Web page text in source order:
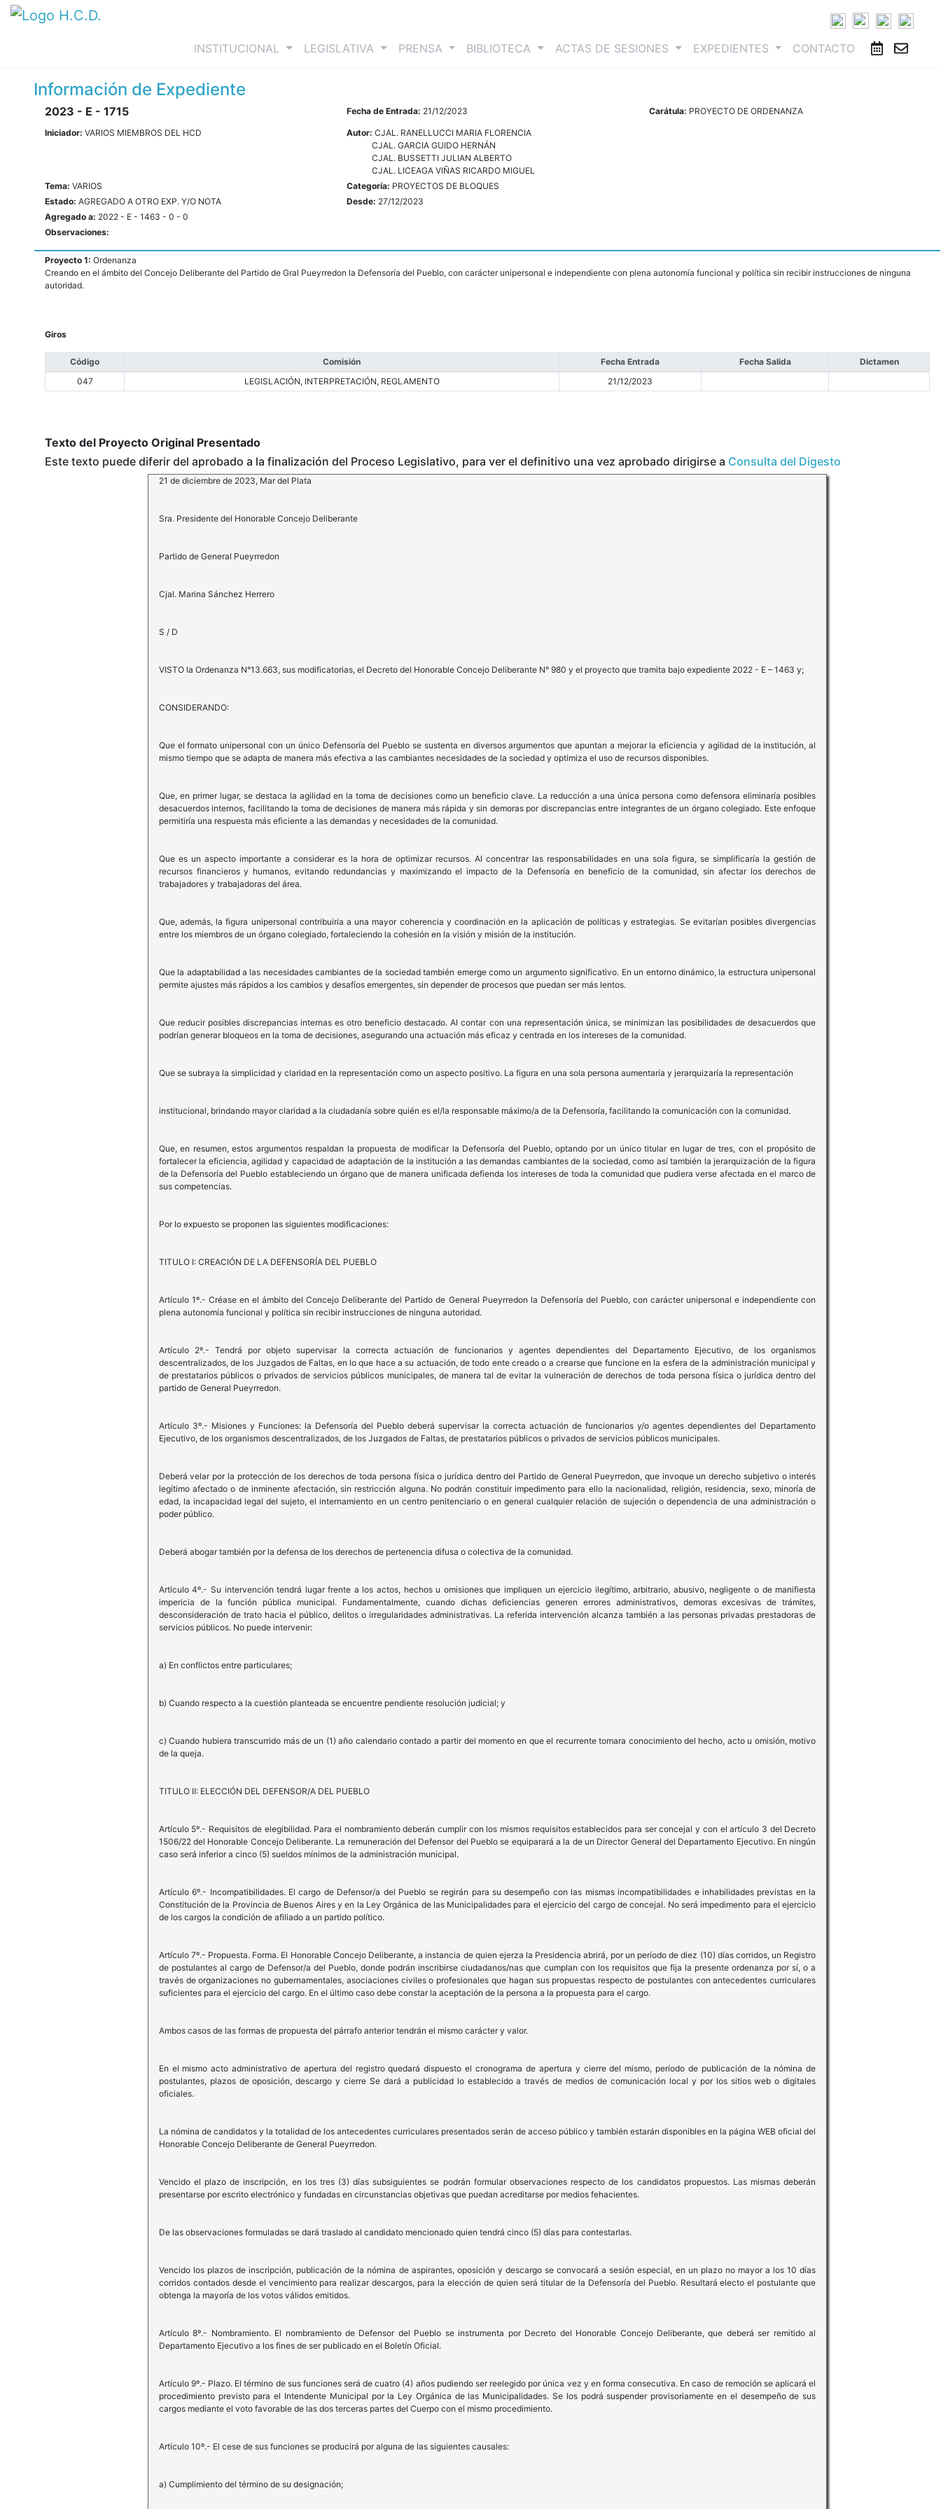
INSTITUCIONAL (current)LEGISLATIVA PRENSA BIBLIOTECA ACTAS DE SESIONES EXPEDIENTES CONTACTO
Información de Expediente
2023 - E - 1715 Fecha de Entrada: 21/12/2023 Carátula: PROYECTO DE ORDENANZA
Iniciador: VARIOS MIEMBROS DEL HCD Autor:CJAL. RANELLUCCI MARIA FLORENCIA
CJAL. GARCIA GUIDO HERNÁN
CJAL. BUSSETTI JULIAN ALBERTO
CJAL. LICEAGA VIÑAS RICARDO MIGUEL
Tema: VARIOS Categoría: PROYECTOS DE BLOQUES
Estado: AGREGADO A OTRO EXP. Y/O NOTA Desde: 27/12/2023
Agregado a: 2022 - E - 1463 - 0 - 0
Observaciones:
Proyecto 1: Ordenanza
Creando en el ámbito del Concejo Deliberante del Partido de Gral Pueyrredon la Defensoría del Pueblo, con carácter unipersonal e independiente con plena autonomía funcional y política sin recibir instrucciones de ninguna
autoridad.
Giros
Código Comisión Fecha Entrada Fecha Salida
Dictamen
047
LEGISLACIÓN, INTERPRETACIÓN, REGLAMENTO 21/12/2023
Texto del Proyecto Original Presentado
Este texto puede diferir del aprobado a la finalización del Proceso Legislativo, para ver el definitivo una vez aprobado dirigirse a Consulta del Digesto
21 de diciembre de 2023, Mar del Plata
Sra. Presidente del Honorable Concejo Deliberante
Partido de General Pueyrredon
Cjal. Marina Sánchez Herrero
S / D
VISTO la Ordenanza N°13.663, sus modificatorias, el Decreto del Honorable Concejo Deliberante N° 980 y el proyecto que tramita bajo expediente 2022 - E – 1463 y;
CONSIDERANDO:
Que el formato unipersonal con un único Defensoría del Pueblo se sustenta en diversos argumentos que apuntan a mejorar la eficiencia y agilidad de la institución, al
mismo tiempo que se adapta de manera más efectiva a las cambiantes necesidades de la sociedad y optimiza el uso de recursos disponibles.
Que, en primer lugar, se destaca la agilidad en la toma de decisiones como un beneficio clave. La reducción a una única persona como defensora eliminaría posibles
desacuerdos internos, facilitando la toma de decisiones de manera más rápida y sin demoras por discrepancias entre integrantes de un órgano colegiado. Este enfoque
permitiría una respuesta más eficiente a las demandas y necesidades de la comunidad.
Que es un aspecto importante a considerar es la hora de optimizar recursos. Al concentrar las responsabilidades en una sola figura, se simplificaría la gestión de
recursos financieros y humanos, evitando redundancias y maximizando el impacto de la Defensoría en beneficio de la comunidad, sin afectar los derechos de
trabajadores y trabajadoras del área.
Que, además, la figura unipersonal contribuiría a una mayor coherencia y coordinación en la aplicación de políticas y estrategias. Se evitarían posibles divergencias
entre los miembros de un órgano colegiado, fortaleciendo la cohesión en la visión y misión de la institución.
Que la adaptabilidad a las necesidades cambiantes de la sociedad también emerge como un argumento significativo. En un entorno dinámico, la estructura unipersonal
permite ajustes más rápidos a los cambios y desafíos emergentes, sin depender de procesos que puedan ser más lentos.
Que reducir posibles discrepancias internas es otro beneficio destacado. Al contar con una representación única, se minimizan las posibilidades de desacuerdos que
podrían generar bloqueos en la toma de decisiones, asegurando una actuación más eficaz y centrada en los intereses de la comunidad.
Que se subraya la simplicidad y claridad en la representación como un aspecto positivo. La figura en una sola persona aumentaría y jerarquizaría la representación
institucional, brindando mayor claridad a la ciudadanía sobre quién es el/la responsable máximo/a de la Defensoría, facilitando la comunicación con la comunidad.
Que, en resumen, estos argumentos respaldan la propuesta de modificar la Defensoría del Pueblo, optando por un único titular en lugar de tres, con el propósito de
fortalecer la eficiencia, agilidad y capacidad de adaptación de la institución a las demandas cambiantes de la sociedad, como así también la jerarquización de la figura
de la Defensoría del Pueblo estableciendo un órgano que de manera unificada defienda los intereses de toda la comunidad que pudiera verse afectada en el marco de
sus competencias.
Por lo expuesto se proponen las siguientes modificaciones:
TITULO I: CREACIÓN DE LA DEFENSORÍA DEL PUEBLO
Artículo 1º.- Créase en el ámbito del Concejo Deliberante del Partido de General Pueyrredon la Defensoría del Pueblo, con carácter unipersonal e independiente con
plena autonomía funcional y política sin recibir instrucciones de ninguna autoridad.
Artículo 2º.- Tendrá por objeto supervisar la correcta actuación de funcionarios y agentes dependientes del Departamento Ejecutivo, de los organismos
descentralizados, de los Juzgados de Faltas, en lo que hace a su actuación, de todo ente creado o a crearse que funcione en la esfera de la administración municipal y
de prestatarios públicos o privados de servicios públicos municipales, de manera tal de evitar la vulneración de derechos de toda persona física o jurídica dentro del
partido de General Pueyrredon.
Artículo 3º.- Misiones y Funciones: la Defensoría del Pueblo deberá supervisar la correcta actuación de funcionarios y/o agentes dependientes del Departamento
Ejecutivo, de los organismos descentralizados, de los Juzgados de Faltas, de prestatarios públicos o privados de servicios públicos municipales.
Deberá velar por la protección de los derechos de toda persona física o jurídica dentro del Partido de General Pueyrredon, que invoque un derecho subjetivo o interés
legítimo afectado o de inminente afectación, sin restricción alguna. No podrán constituir impedimento para ello la nacionalidad, religión, residencia, sexo, minoría de
edad, la incapacidad legal del sujeto, el internamiento en un centro penitenciario o en general cualquier relación de sujeción o dependencia de una administración o
poder público.
Deberá abogar también por la defensa de los derechos de pertenencia difusa o colectiva de la comunidad.
Artículo 4º.- Su intervención tendrá lugar frente a los actos, hechos u omisiones que impliquen un ejercicio ilegítimo, arbitrario, abusivo, negligente o de manifiesta
impericia de la función pública municipal. Fundamentalmente, cuando dichas deficiencias generen errores administrativos, demoras excesivas de trámites,
desconsideración de trato hacia el público, delitos o irregularidades administrativas. La referida intervención alcanza también a las personas privadas prestadoras de
servicios públicos. No puede intervenir:
a) En conflictos entre particulares;
b) Cuando respecto a la cuestión planteada se encuentre pendiente resolución judicial; y
c) Cuando hubiera transcurrido más de un (1) año calendario contado a partir del momento en que el recurrente tomara conocimiento del hecho, acto u omisión, motivo
de la queja.
TITULO II: ELECCIÓN DEL DEFENSOR/A DEL PUEBLO
Artículo 5º.- Requisitos de elegibilidad. Para el nombramiento deberán cumplir con los mismos requisitos establecidos para ser concejal y con el artículo 3 del Decreto
1506/22 del Honorable Concejo Deliberante. La remuneración del Defensor del Pueblo se equiparará a la de un Director General del Departamento Ejecutivo. En ningún
caso será inferior a cinco (5) sueldos mínimos de la administración municipal.
Artículo 6º.- Incompatibilidades. El cargo de Defensor/a del Pueblo se regirán para su desempeño con las mismas incompatibilidades e inhabilidades previstas en la
Constitución de la Provincia de Buenos Aires y en la Ley Orgánica de las Municipalidades para el ejercicio del cargo de concejal. No será impedimento para el ejercicio
de los cargos la condición de afiliado a un partido político.
Artículo 7º.- Propuesta. Forma. El Honorable Concejo Deliberante, a instancia de quien ejerza la Presidencia abrirá, por un período de diez (10) días corridos, un Registro
de postulantes al cargo de Defensor/a del Pueblo, donde podrán inscribirse ciudadanos/nas que cumplan con los requisitos que fija la presente ordenanza por sí, o a
través de organizaciones no gubernamentales, asociaciones civiles o profesionales que hagan sus propuestas respecto de postulantes con antecedentes curriculares
suficientes para el ejercicio del cargo. En el último caso debe constar la aceptación de la persona a la propuesta para el cargo.
Ambos casos de las formas de propuesta del párrafo anterior tendrán el mismo carácter y valor.
En el mismo acto administrativo de apertura del registro quedará dispuesto el cronograma de apertura y cierre del mismo, período de publicación de la nómina de
postulantes, plazos de oposición, descargo y cierre Se dará a publicidad lo establecido a través de medios de comunicación local y por los sitios web o digitales
oficiales.
La nómina de candidatos y la totalidad de los antecedentes curriculares presentados serán de acceso público y también estarán disponibles en la página WEB oficial del
Honorable Concejo Deliberante de General Pueyrredon.
Vencido el plazo de inscripción, en los tres (3) días subsiguientes se podrán formular observaciones respecto de los candidatos propuestos. Las mismas deberán
presentarse por escrito electrónico y fundadas en circunstancias objetivas que puedan acreditarse por medios fehacientes.
De las observaciones formuladas se dará traslado al candidato mencionado quien tendrá cinco (5) días para contestarlas.
Vencido los plazos de inscripción, publicación de la nómina de aspirantes, oposición y descargo se convocará a sesión especial, en un plazo no mayor a los 10 días
corridos contados desde el vencimiento para realizar descargos, para la elección de quien será titular de la Defensoría del Pueblo. Resultará electo el postulante que
obtenga la mayoría de los votos válidos emitidos.
Artículo 8º.- Nombramiento. El nombramiento de Defensor del Pueblo se instrumenta por Decreto del Honorable Concejo Deliberante, que deberá ser remitido al
Departamento Ejecutivo a los fines de ser publicado en el Boletín Oficial.
Artículo 9º.- Plazo. El término de sus funciones será de cuatro (4) años pudiendo ser reelegido por única vez y en forma consecutiva. En caso de remoción se aplicará el
procedimiento previsto para el Intendente Municipal por la Ley Orgánica de las Municipalidades. Se los podrá suspender provisoriamente en el desempeño de sus
cargos mediante el voto favorable de las dos terceras partes del Cuerpo con el mismo procedimiento.
Artículo 10º.- El cese de sus funciones se producirá por alguna de las siguientes causales:
a) Cumplimiento del término de su designación;